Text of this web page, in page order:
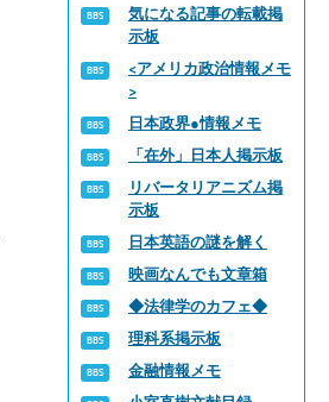
気になる記事の転載掲
示板
<アメリカ政治情報メモ
>
日本政界●情報メモ
「在外」日本人掲示板
リバータリアニズム掲
示板
日本英語の謎を解く
映画なんでも文章箱
◆法律学のカフェ◆
理科系掲示板
金融情報メモ